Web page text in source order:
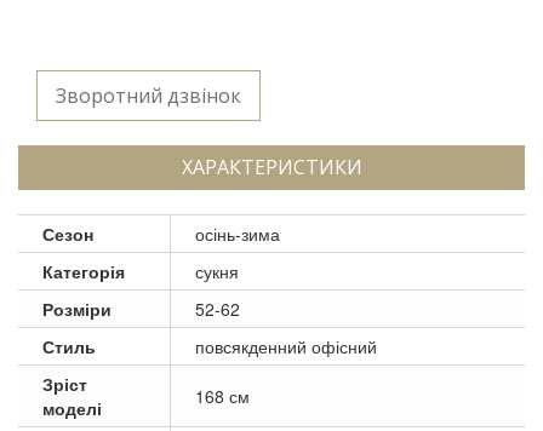
Зворотний дзвінок
ХАРАКТЕРИСТИКИ
Сезон
осінь-зима
Категорія
сукня
Розміри
52-62
Стиль
повсякденний офісний
Зріст
моделі
168 см